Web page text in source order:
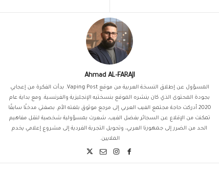
Ahmad AL-FARAJI
المسؤول عن إطلاق النسخة العربية من موقع Vaping Post. بدأت الفكرة من إعجابي
بجودة المحتوى الذي كان ينشره الموقع بنسختيه الإنجليزية والفرنسية. ومع بداية عام
2020 أدركت حاجة مجتمع الفيب العربي إلى مرجع موثوق بلغته الأم. بصفتي مدخنًا سابقًا
تمكنت من الإقلاع عن السجائر بفضل الفيب، شعرت بمسؤولية شخصية لنقل مفاهيم
الحد من الضرر إلى جمهورنا العربي، وتحويل التجربة الفردية إلى مشروع إعلامي يخدم
الملايين.